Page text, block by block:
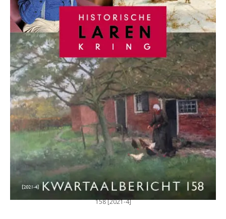
158 [2021-4]